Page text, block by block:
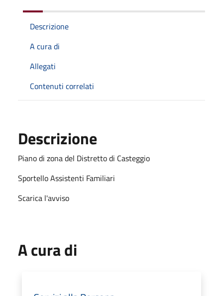
Descrizione
A cura di
Allegati
Contenuti correlati
Descrizione
Piano di zona del Distretto di Casteggio
Sportello Assistenti Familiari
Scarica l'avviso
A cura di